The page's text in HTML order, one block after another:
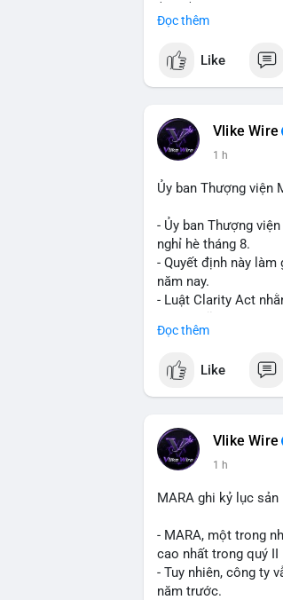
📰 Nguồn:
Đọc thêm
Like
Vlike Wire
1 h
Ủy ban Thượng viện
- Ủy ban Thượng
nghỉ hè tháng 8.
- Quyết định này
năm nay.
- Luật Clarity Act
- Sự trì hoãn có thể
$btc $eth
#vlikevn
📰 Nguồn: CoinDesk
Đọc thêm
Like
Vlike Wire
1 h
MARA ghi kỷ lục
- MARA, một trong
cao nhất trong quý
- Tuy nhiên, công ty
năm trước.